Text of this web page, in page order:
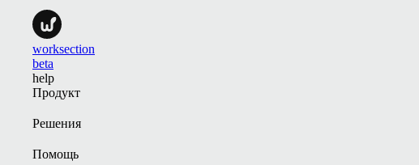
worksection
beta
help
Продукт
Решения
Помощь